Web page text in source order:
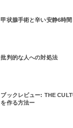
甲状腺手術と辛い安静6時間
批判的な人への対処法
ブックレビュー: THE
を作る方法ー